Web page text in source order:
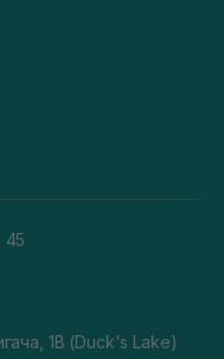
45
1В (Duck's Lake)